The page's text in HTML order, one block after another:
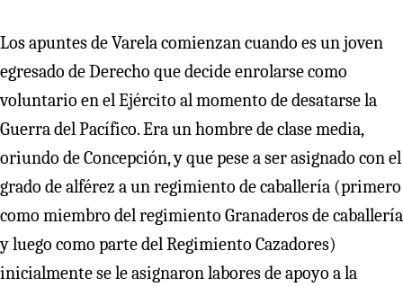
Los apuntes de Varela comienzan cuando es un joven
egresado de Derecho que decide enrolarse como
voluntario en el Ejército al momento de desatarse la
Guerra del Pacífico. Era un hombre de clase media,
oriundo de Concepción, y que pese a ser asignado con el
grado de alférez a un regimiento de caballería (primero
como miembro del regimiento Granaderos de caballería
y luego como parte del Regimiento Cazadores)
inicialmente se le asignaron labores de apoyo a la